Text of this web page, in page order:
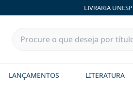
LIVRARIA UNESP
LANÇAMENTOS LITERATURA